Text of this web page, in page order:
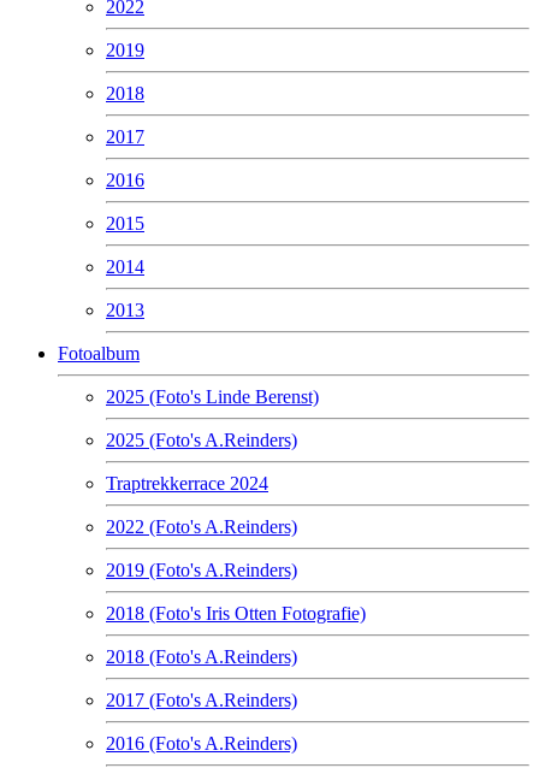
2022
2019
2018
2017
2016
2015
2014
2013
Fotoalbum
2025 (Foto's Linde Berenst)
2025 (Foto's A.Reinders)
Traptrekkerrace 2024
2022 (Foto's A.Reinders)
2019 (Foto's A.Reinders)
2018 (Foto's Iris Otten Fotografie)
2018 (Foto's A.Reinders)
2017 (Foto's A.Reinders)
2016 (Foto's A.Reinders)